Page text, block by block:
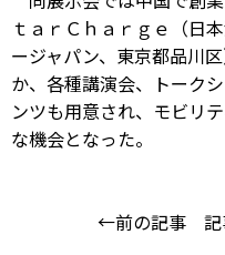
ｔａｒＣｈａｒｇｅ（日
ージャパン、東京都品川
か、各種講演会、トーク
ンツも用意され、モビリ
な機会となった。
←前の記事